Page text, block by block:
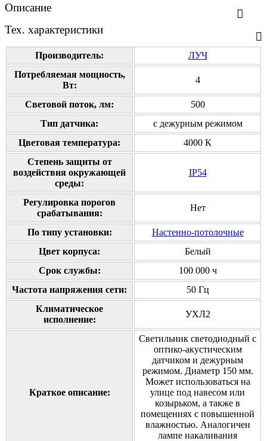
Описание
Тех. характеристики
Производитель:
ЛУЧ
Потребляемая мощность,
Вт:
4
Cветовой поток, лм:
500
Тип датчика:
с дежурным режимом
Цветовая температура:
4000 К
Степень защиты от
воздействия окружающей
среды:
IP54
Регулировка порогов
срабатывания:
Нет
По типу установки:
Настенно-потолочные
Цвет корпуса:
Белый
Срок службы:
100 000 ч
Частота напряжения сети:
50 Гц
Климатическое
исполнение:
УХЛ2
Краткое описание:
Светильник светодиодный с
оптико-акустическим
датчиком и дежурным
режимом. Диаметр 150 мм.
Может использоваться на
улице под навесом или
козырьком, а также в
помещениях с повышенной
влажностью. Аналогичен
лампе накаливания